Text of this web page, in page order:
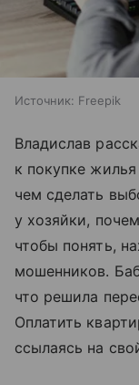
Источник: Freepik
Владислав
к покупке
чем сделать
у хозяйки,
чтобы понять,
мошенников.
что решила
Оплатить
ссылаясь на